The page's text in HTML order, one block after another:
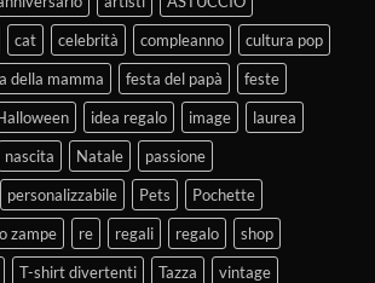
cat celebrità compleanno
cultura pop
della mamma festa del papà
feste
idea regalo image
laurea
nascita Natale
passione
personalizzabile Pets
Pochette
zampe re regali regalo
shop
T-shirt divertenti Tazza vintage